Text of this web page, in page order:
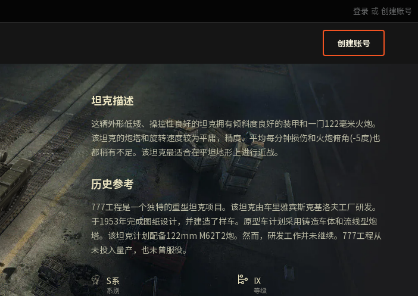
登录 或 创建账号
创建账号
坦克描述
这辆外形低矮、操控性良好的坦克拥有倾斜度良好的装甲和一门122毫米火炮。
该坦克的炮塔和旋转速度较为平庸，精度、平均每分钟损伤和火炮俯角(-5度)也
都稍有不足。该坦克最适合在平坦地形上进行近战。
历史参考
777工程是一个独特的重型坦克项目。该坦克由车里雅宾斯克基洛夫工厂研发。
于1953年完成图纸设计，并建造了样车。原型车计划采用铸造车体和流线型炮
塔。该坦克计划配备122mm M62T2炮。然而，研发工作并未继续。777工程从
未投入量产，也未曾服役。
系别
S系
等级
IX